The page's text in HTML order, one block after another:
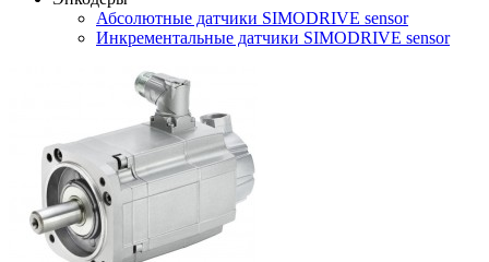
Абсолютные датчики SIMODRIVE sensor
Инкрементальные датчики SIMODRIVE sensor